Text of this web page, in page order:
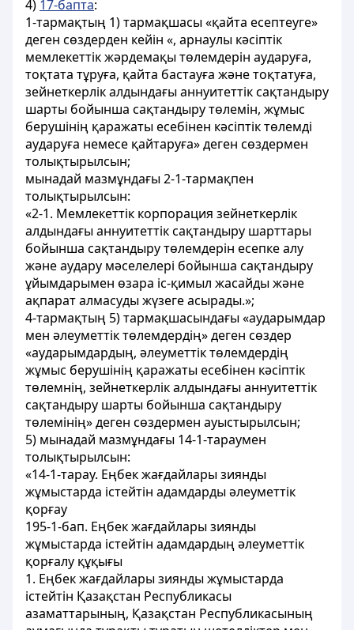
4) 17-бапта:
1-тармақтың 1) тармақшасы «қайта есептеуге»
деген сөздерден кейін «, арнаулы кәсіптік
мемлекеттік жәрдемақы төлемдерін аударуға,
тоқтата тұруға, қайта бастауға және тоқтатуға,
зейнеткерлік алдындағы аннуитеттік сақтандыру
шарты бойынша сақтандыру төлемін, жұмыс
берушінің қаражаты есебінен кәсіптік төлемді
аударуға немесе қайтаруға» деген сөздермен
толықтырылсын;
мынадай мазмұндағы 2-1-тармақпен
толықтырылсын:
«2-1. Мемлекеттік корпорация зейнеткерлік
алдындағы аннуитеттік сақтандыру шарттары
бойынша сақтандыру төлемдерін есепке алу
және аудару мәселелері бойынша сақтандыру
ұйымдарымен өзара іс-қимыл жасайды және
ақпарат алмасуды жүзеге асырады.»;
4-тармақтың 5) тармақшасындағы «аударымдар
мен әлеуметтік төлемдердің» деген сөздер
«аударымдардың, әлеуметтік төлемдердің
жұмыс берушінің қаражаты есебінен кәсіптік
төлемнің, зейнеткерлік алдындағы аннуитеттік
сақтандыру шарты бойынша сақтандыру
төлемінің» деген сөздермен ауыстырылсын;
5) мынадай мазмұндағы 14-1-тараумен
толықтырылсын:
«14-1-тарау. Еңбек жағдайлары зиянды
жұмыстарда істейтін адамдарды әлеуметтік
қорғау
195-1-бап. Еңбек жағдайлары зиянды
жұмыстарда істейтін адамдардың әлеуметтік
қорғалу құқығы
1. Еңбек жағдайлары зиянды жұмыстарда
істейтін Қазақстан Республикасы
азаматтарының, Қазақстан Республикасының